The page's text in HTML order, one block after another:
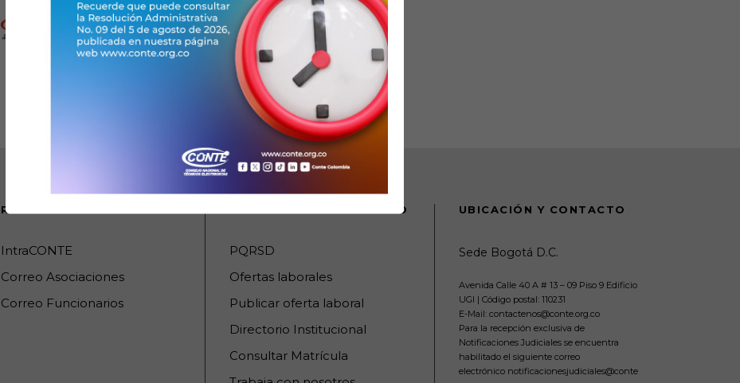
RECURSOS INTERNOS
IntraCONTE
Correo Asociaciones
Correo Funcionarios
SERVICIOS AL CIUDADANO
PQRSD
Ofertas laborales
Publicar oferta laboral
Directorio Institucional
Consultar Matrícula
UBICACIÓN Y CONTACTO
Sede Bogotá D.C.
Avenida Calle 40 A # 13 – 09 Piso 9 Edificio
UGI | Código postal: 110231
E-Mail: contactenos@conte.org.co
Para la recepción exclusiva de
Notificaciones Judiciales se encuentra
habilitado el siguiente correo
electrónico notificacionesjudiciales@conte